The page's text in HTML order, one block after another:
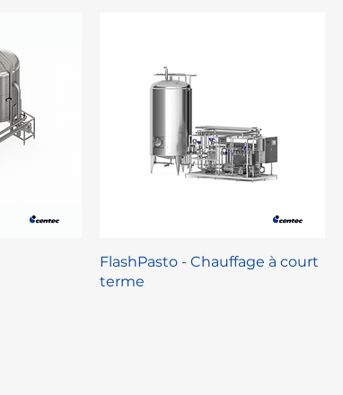
FlashPasto - Chauffage à court
terme